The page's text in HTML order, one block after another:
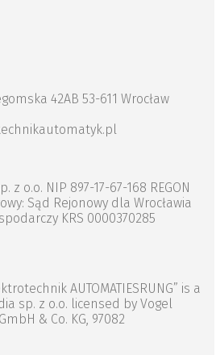
42AB 53-611 Wrocław
z o.o. NIP 897-17-67-168 REGON
Sąd Rejonowy dla Wrocławia
KRS 0000370285
AUTOMATIESRUNG” is a
sp. z o.o. licensed by Vogel
& Co. KG, 97082